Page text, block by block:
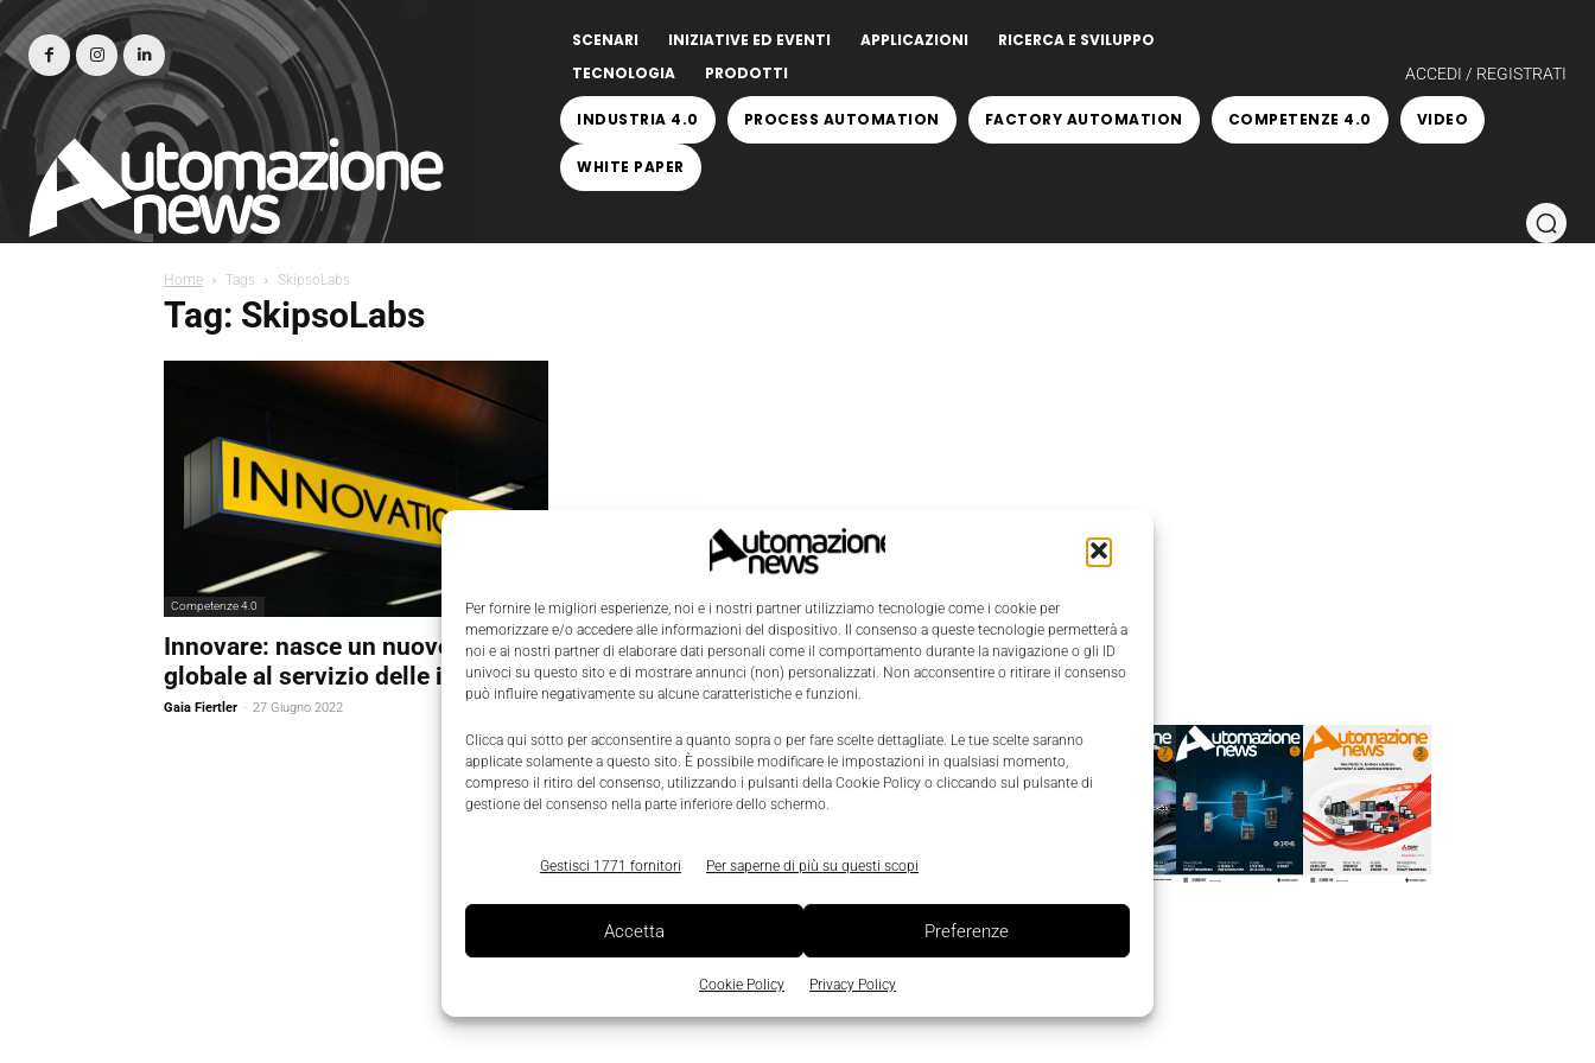
Per fornire le migliori esperienze, noi e i nostri partner utilizziamo tecnologie come i cookie per
memorizzare e/o accedere alle informazioni del dispositivo. Il consenso a queste tecnologie permetterà a
noi e ai nostri partner di elaborare dati personali come il comportamento durante la navigazione o gli ID
univoci su questo sito e di mostrare annunci (non) personalizzati. Non acconsentire o ritirare il consenso
può influire negativamente su alcune caratteristiche e funzioni.
Clicca qui sotto per acconsentire a quanto sopra o per fare scelte dettagliate. Le tue scelte saranno
applicate solamente a questo sito. È possibile modificare le impostazioni in qualsiasi momento,
compreso il ritiro del consenso, utilizzando i pulsanti della Cookie Policy o cliccando sul pulsante di
gestione del consenso nella parte inferiore dello schermo.
Gestisci 1771 fornitori Per saperne di più su questi scopi
Accetta Preferenze
Cookie Policy Privacy Policy
SCENARI INIZIATIVE ED EVENTI APPLICAZIONI
RICERCA E SVILUPPO
TECNOLOGIA
PRODOTTI ACCEDI / REGISTRATI
INDUSTRIA 4.0 PROCESS AUTOMATION FACTORY AUTOMATION COMPETENZE 4.0 VIDEO
WHITE PAPER
Home Tags SkipsoLabs
Tag: SkipsoLabs
Competenze 4.0
Innovare: nasce un nuovo hub
globale al servizio delle imprese
Gaia Fiertler - 27 Giugno 2022
Edicola